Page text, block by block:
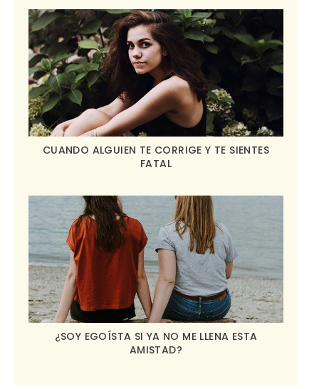
CUANDO ALGUIEN TE CORRIGE Y TE SIENTES
FATAL
¿SOY EGOÍSTA SI YA NO ME LLENA ESTA
AMISTAD?